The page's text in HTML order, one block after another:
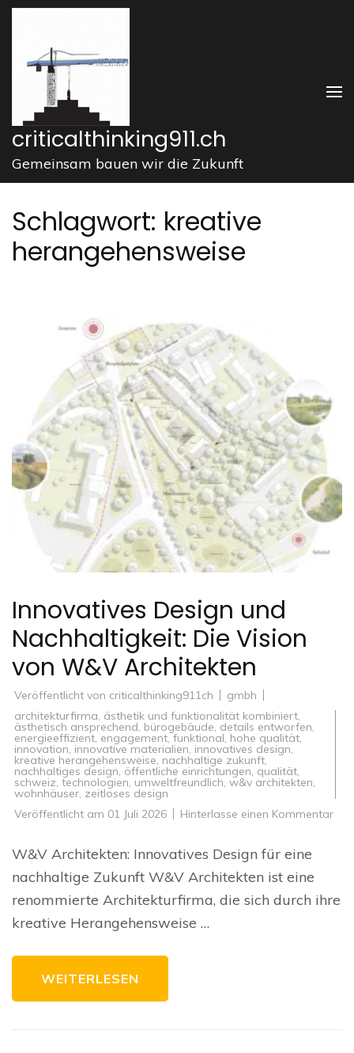
Zum
springen
drücken)
criticalthinking911.ch
Gemeinsam bauen wir die Zukunft
Schlagwort: kreative
herangehensweise
Innovatives Design und
Nachhaltigkeit: Die Vision
von W&V Architekten
Veröffentlicht von criticalthinking911ch
gmbh
architekturfirma, ästhetik und funktionalität kombiniert,
ästhetisch ansprechend, bürogebäude, details entworfen,
energieeffizient, engagement,funktional, hohe qualität,
innovation, innovative materialien, innovatives design,
kreative herangehensweise, nachhaltige zukunft,
nachhaltiges design, öffentliche einrichtungen, qualität,
schweiz, technologien, umweltfreundlich, w&v architekten,
wohnhäuser, zeitloses design
Veröffentlicht am 01 Juli 2026 Hinterlasse einen Kommentarzu
W&V Architekten: Innovatives Design für eine
nachhaltige Zukunft W&V Architekten ist eine
renommierte Architekturfirma, die sich durch ihre
kreative Herangehensweise …
WEITERLESEN